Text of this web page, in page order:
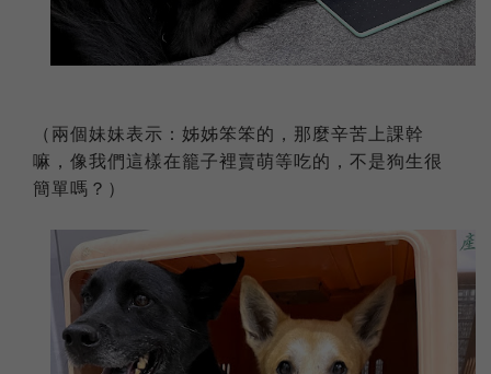
（兩個妹妹表示：姊姊笨笨的，那麼辛苦上課幹
嘛，像我們這樣在籠子裡賣萌等吃的，不是狗生很
簡單嗎？）